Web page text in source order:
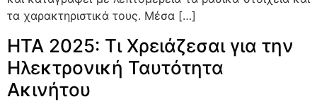
τα χαρακτηριστικά τους. Μέσα […]
ΗΤΑ 2025: Τι Χρειάζεσαι για την
Ηλεκτρονική Ταυτότητα
Ακινήτου